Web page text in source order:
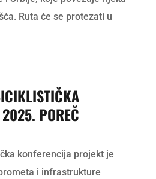
Ruta će se protezati u
2025. POREČ
konferencija projekt je
i infrastrukture